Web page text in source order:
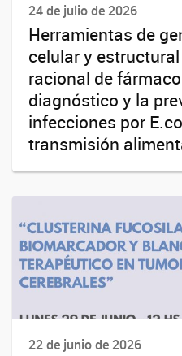
24 de julio de 2026
Herramientas de
celular y
racional de
diagnóstico y la
infecciones por
transmisión
22 de junio de 2026